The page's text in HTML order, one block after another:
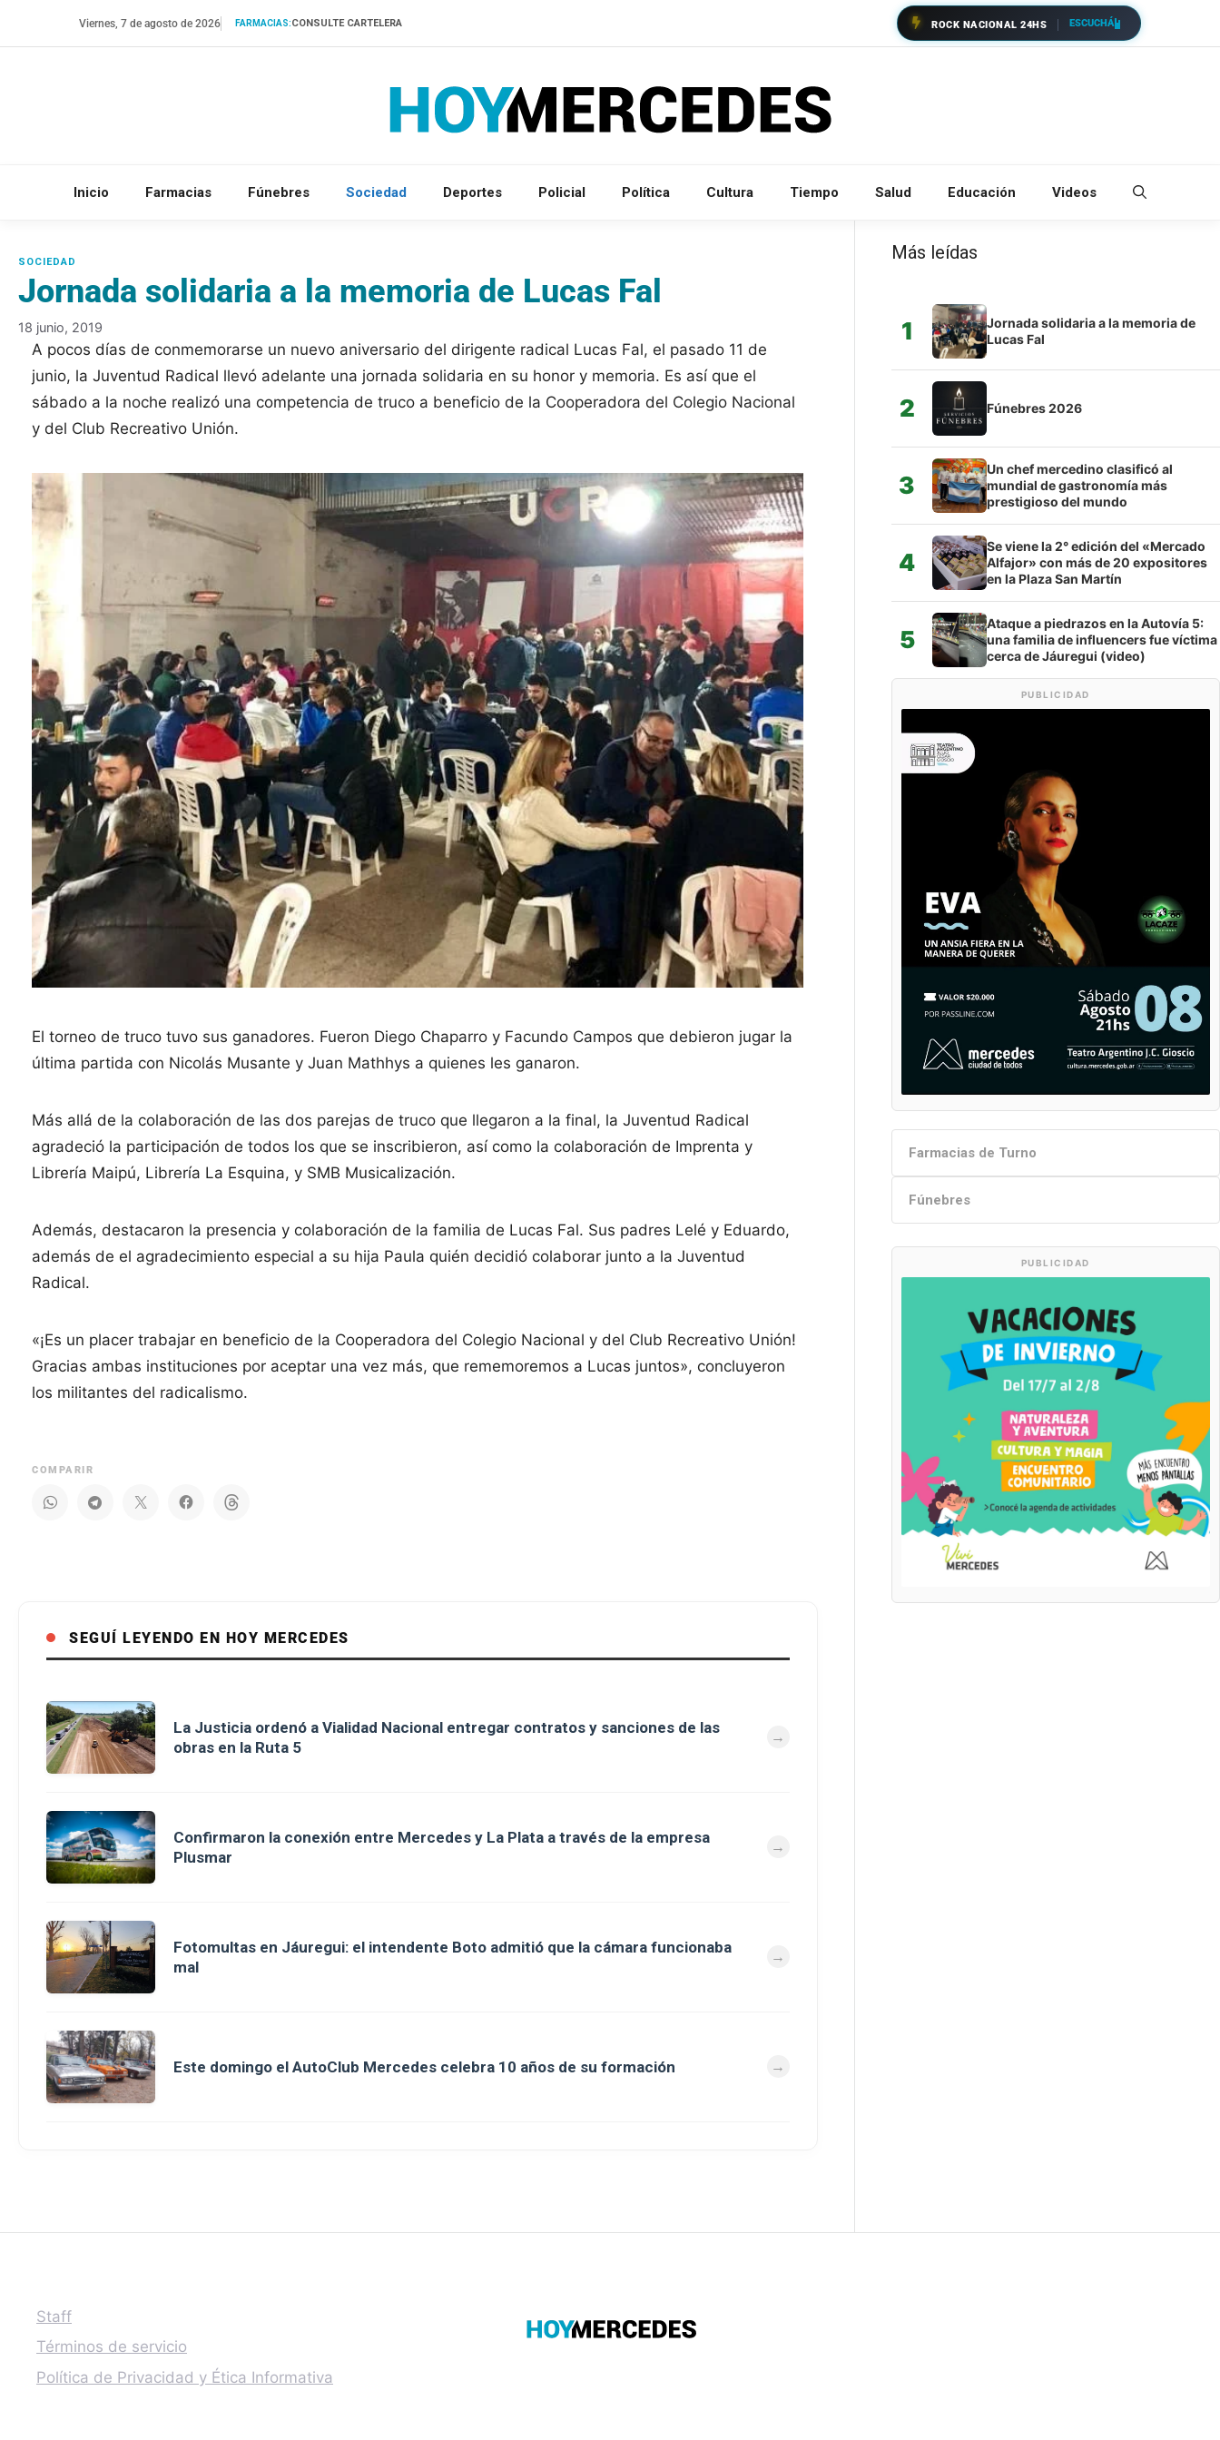
Viernes, 7 de agosto de 2026 FARMACIAS:CONSULTE CARTELERA ROCK NACIONAL 24HS ESCUCHÁ
Inicio Farmacias Fúnebres Sociedad Deportes Policial Política Cultura Tiempo Salud Educación Videos
Jornada solidaria a la memoria de Lucas Fal
18 junio, 2019
A pocos días de conmemorarse un nuevo aniversario del dirigente radical Lucas Fal, el pasado 11 de
junio, la Juventud Radical llevó adelante una jornada solidaria en su honor y memoria. Es así que el
sábado a la noche realizó una competencia de truco a beneficio de la Cooperadora del Colegio Nacional
y del Club Recreativo Unión.
El torneo de truco tuvo sus ganadores. Fueron Diego Chaparro y Facundo Campos que debieron jugar la
última partida con Nicolás Musante y Juan Mathhys a quienes les ganaron.
Más allá de la colaboración de las dos parejas de truco que llegaron a la final, la Juventud Radical
agradeció la participación de todos los que se inscribieron, así como la colaboración de Imprenta y
Librería Maipú, Librería La Esquina, y SMB Musicalización.
Además, destacaron la presencia y colaboración de la familia de Lucas Fal. Sus padres Lelé y Eduardo,
además de el agradecimiento especial a su hija Paula quién decidió colaborar junto a la Juventud
Radical.
«¡Es un placer trabajar en beneficio de la Cooperadora del Colegio Nacional y del Club Recreativo Unión!
Gracias ambas instituciones por aceptar una vez más, que rememoremos a Lucas juntos», concluyeron
los militantes del radicalismo.
COMPARIR
SEGUÍ LEYENDO EN HOY MERCEDES
La Justicia ordenó a Vialidad Nacional entregar contratos y sanciones de las
obras en la Ruta 5
Confirmaron la conexión entre Mercedes y La Plata a través de la empresa
Plusmar
Fotomultas en Jáuregui: el intendente Boto admitió que la cámara funcionaba
mal
Este domingo el AutoClub Mercedes celebra 10 años de su formación
Más leídas
1
Jornada solidaria a la memoria de
Lucas Fal
2 Fúnebres 2026
3
Un chef mercedino clasificó al
mundial de gastronomía más
prestigioso del mundo
4
Se viene la 2° edición del «Mercado
Alfajor» con más de 20 expositores
en la Plaza San Martín
5
Ataque a piedrazos en la Autovía 5:
una familia de influencers fue víctima
cerca de Jáuregui (video)
PUBLICIDAD
Farmacias de Turno
Fúnebres
PUBLICIDAD
Staff
Términos de servicio
Política de Privacidad y Ética Informativa